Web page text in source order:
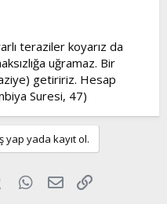
teraziler koyarız da
uğramaz. Bir
getiririz. Hesap
Suresi, 47)
yap yada kayıt ol.
Tumblr WhatsApp
E-posta